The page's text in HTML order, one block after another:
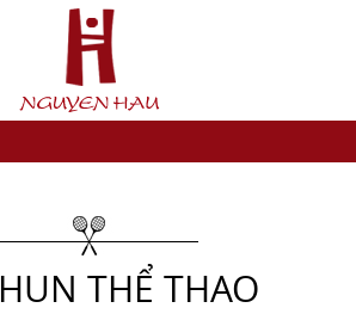
THỂ THAO